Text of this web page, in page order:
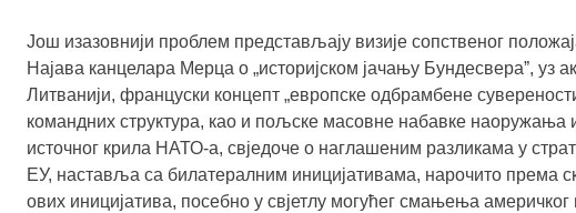
Још изазовнији проблем представљају визије сопственог
Најава канцелара Мерца о „историјском јачању Бундесвераˮ, уз
Литванији, француски концепт „европске одбрамбене
командних структура, као и пољске масовне набавке наоружања
источног крила НАТО-а, свједоче о наглашеним разликама у
ЕУ, наставља са билатералним иницијативама, нарочито према
ових иницијатива, посебно у свјетлу могућег смањења америчког